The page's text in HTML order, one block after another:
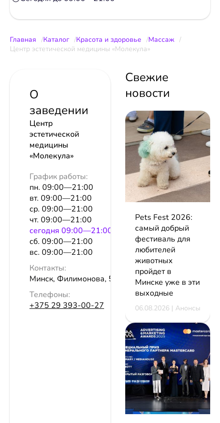
Главная Каталог Красота и здоровье
Массаж
Центр эстетической медицины «Молекула»
О
заведении
Центр
эстетической
медицины
«Молекула»
График работы:
пн. 09:00—21:00
вт. 09:00—21:00
ср. 09:00—21:00
чт. 09:00—21:00
сeгодня 09:00—21:00
сб. 09:00—21:00
вс. 09:00—21:00
Контакты:
Минск, Филимонова, 55/3
Телефоны:
+375 29 393-00-27
Свежие
новости
Pets Fest 2026:
самый добрый
фестиваль для
любителей
животных
пройдет в
Минске уже в эти
выходные
06.08.2026 | Анонсы